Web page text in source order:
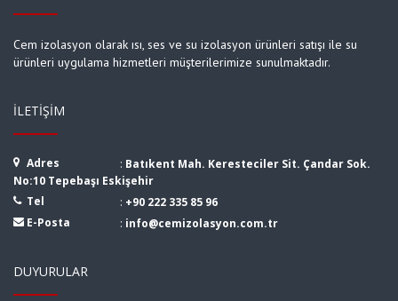
Cem izolasyon olarak ısı, ses ve su izolasyon ürünleri satışı ile su
ürünleri uygulama hizmetleri müşterilerimize sunulmaktadır.
İLETIŞIM
Adres : Batıkent Mah. Keresteciler Sit. Çandar Sok.
No:10 Tepebaşı Eskişehir
Tel
: +90 222 335 85 96
E-Posta
: info@cemizolasyon.com.tr
DUYURULAR